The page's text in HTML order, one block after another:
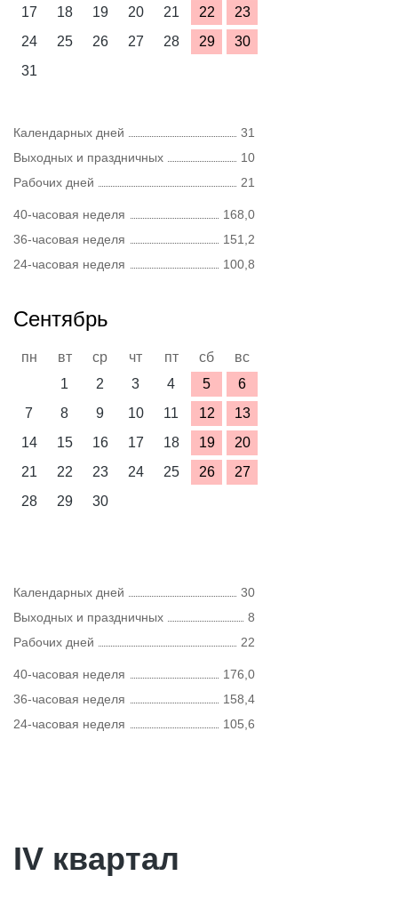
17
18 19 20 21 22
23
24
25 26 27 28 29
30
31
Календарных дней
31
Выходных и праздничных
10
Рабочих дней
21
40-часовая неделя
168,0
36-часовая неделя
151,2
24-часовая неделя
100,8
Сентябрь
пн вт ср чт пт сб
вс
1
2 3 4 5
6
7
8 9 10 11 12
13
14
15 16 17 18 19
20
21
22 23 24 25 26
27
28
29 30
Календарных дней
30
Выходных и праздничных
8
Рабочих дней
22
40-часовая неделя
176,0
36-часовая неделя
158,4
24-часовая неделя
105,6
IV квартал